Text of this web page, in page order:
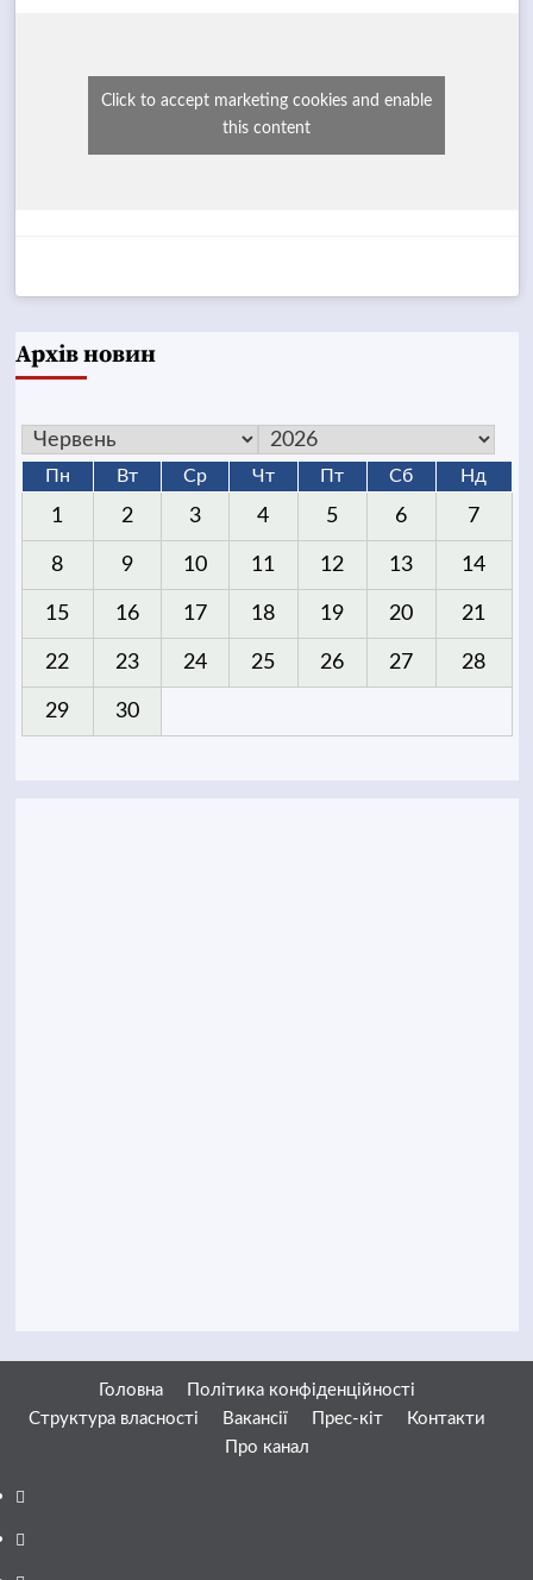
Click to accept marketing cookies and enable
this content
Архів новин
Пн Вт Ср Чт Пт Сб Нд
1 2 3 4 5 6 7
8 9 10 11 12 13 14
15 16 17 18 19 20 21
22 23 24 25 26 27 28
29 30
Головна
Політика конфіденційності
Структура власності
Вакансії Прес-кіт
Контакти
Про канал
Facebook
YouTube